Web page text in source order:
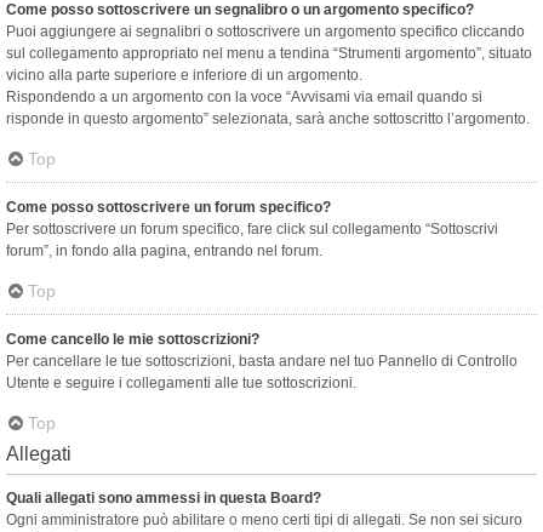
Come posso sottoscrivere un segnalibro o un argomento specifico?
Puoi aggiungere ai segnalibri o sottoscrivere un argomento specifico cliccando
sul collegamento appropriato nel menu a tendina “Strumenti argomento”, situato
vicino alla parte superiore e inferiore di un argomento.
Rispondendo a un argomento con la voce “Avvisami via email quando si
risponde in questo argomento” selezionata, sarà anche sottoscritto l’argomento.
Top
Come posso sottoscrivere un forum specifico?
Per sottoscrivere un forum specifico, fare click sul collegamento “Sottoscrivi
forum”, in fondo alla pagina, entrando nel forum.
Top
Come cancello le mie sottoscrizioni?
Per cancellare le tue sottoscrizioni, basta andare nel tuo Pannello di Controllo
Utente e seguire i collegamenti alle tue sottoscrizioni.
Top
Allegati
Quali allegati sono ammessi in questa Board?
Ogni amministratore può abilitare o meno certi tipi di allegati. Se non sei sicuro